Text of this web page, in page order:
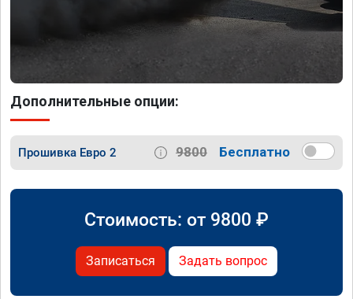
Дополнительные опции:
Прошивка Евро 2 9800 Бесплатно
Стоимость: от 9800 ₽
Записаться Задать вопрос